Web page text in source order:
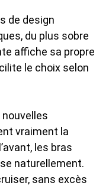
de design
du plus sobre
affiche sa propre
le choix selon
vraiment la
les bras
naturellement.
sans excès